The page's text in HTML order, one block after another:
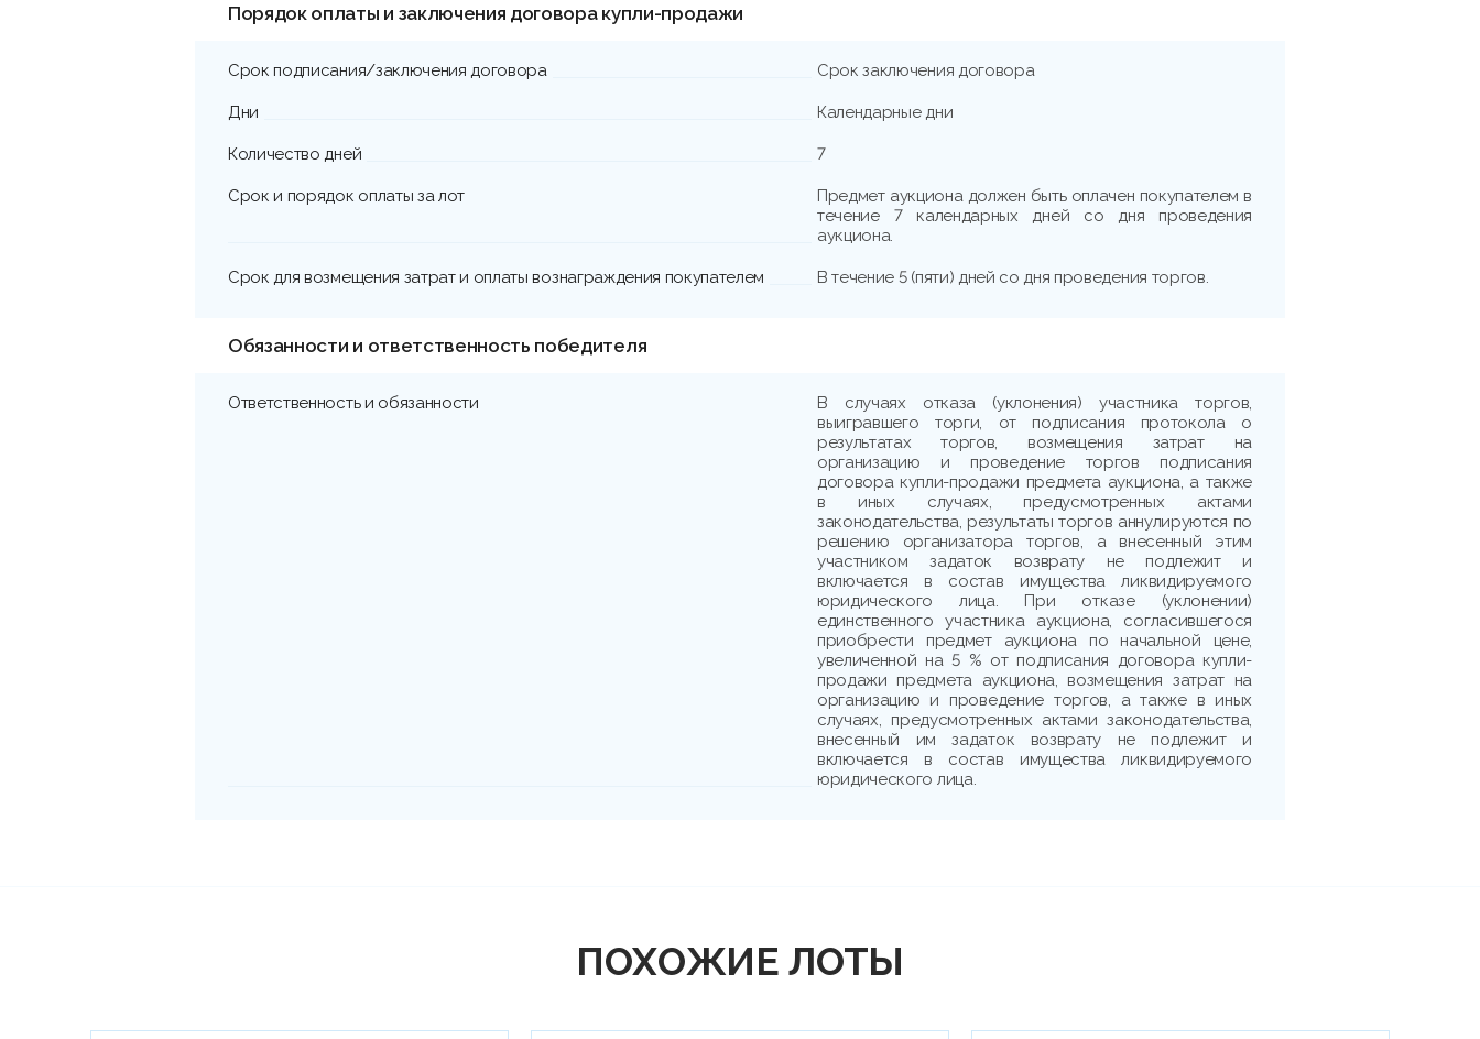
Порядок оплаты и заключения договора купли-продажи
Срок подписания/заключения договора Срок заключения договора
Дни Календарные дни
Количество дней 7
Срок и порядок оплаты за лот
Предмет аукциона должен быть оплачен покупателем в
течение 7 календарных дней со дня проведения
аукциона.
Срок для возмещения затрат и оплаты вознаграждения покупателем В течение 5 (пяти) дней со дня проведения торгов.
Обязанности и ответственность победителя
Ответственность и обязанности
В случаях отказа (уклонения) участника торгов,
выигравшего торги, от подписания протокола о
результатах торгов, возмещения затрат на
организацию и проведение торгов подписания
договора купли-продажи предмета аукциона, а также
в иных случаях, предусмотренных актами
законодательства, результаты торгов аннулируются по
решению организатора торгов, а внесенный этим
участником задаток возврату не подлежит и
включается в состав имущества ликвидируемого
юридического лица. При отказе (уклонении)
единственного участника аукциона, согласившегося
приобрести предмет аукциона по начальной цене,
увеличенной на 5 % от подписания договора купли-
продажи предмета аукциона, возмещения затрат на
организацию и проведение торгов, а также в иных
случаях, предусмотренных актами законодательства,
внесенный им задаток возврату не подлежит и
включается в состав имущества ликвидируемого
юридического лица.
ПОХОЖИЕ ЛОТЫ